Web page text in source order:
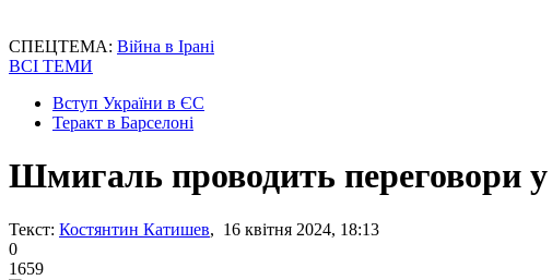
СПЕЦТЕМА: Війна в Ірані
ВСІ ТЕМИ
Вступ України в ЄС
Теракт в Барселоні
Шмигаль проводить
Текст: Костянтин Катишев, 16 квітня 2024, 18:13
0
1659